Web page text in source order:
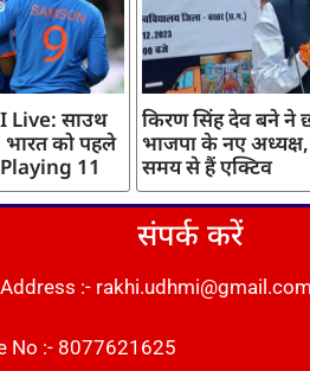
Live: साउथ
भारत को पहले
11
किरण सिंह देव बने ने
भाजपा के नए
समय से हैं एक्टिव
संपर्क करें
:- rakhi.udhmi@gmail.com
No :- 8077621625